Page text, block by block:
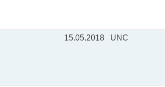
15.05.2018 UNC